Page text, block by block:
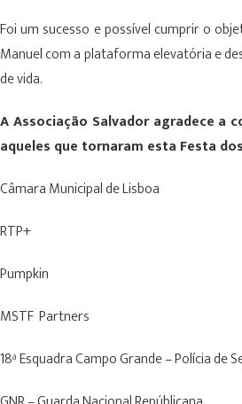
Foi um sucesso e possível cumprir o
Manuel com a plataforma elevatória e
de vida.
A Associação Salvador agradece a
aqueles que tornaram esta Festa
Câmara Municipal de Lisboa
RTP+
Pumpkin
MSTF Partners
18ª Esquadra Campo Grande – Polícia de